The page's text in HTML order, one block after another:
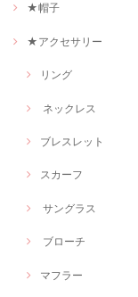
★帽子
★アクセサリー
リング
ネックレス
ブレスレット
スカーフ
サングラス
ブローチ
マフラー